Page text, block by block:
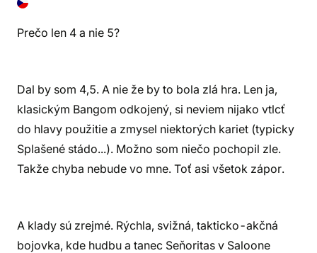
Prečo len 4 a nie 5?
Dal by som 4,5. A nie že by to bola zlá hra. Len ja,
klasickým Bangom odkojený, si neviem nijako vtlcť
do hlavy použitie a zmysel niektorých kariet (typicky
Splašené stádo...). Možno som niečo pochopil zle.
Takže chyba nebude vo mne. Toť asi všetok zápor.
A klady sú zrejmé. Rýchla, svižná, takticko-akčná
bojovka, kde hudbu a tanec Seňoritas v Saloone